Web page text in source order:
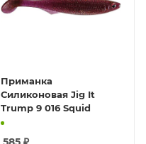
Приманка
Силиконовая Jig It
Trump 9 016 Squid